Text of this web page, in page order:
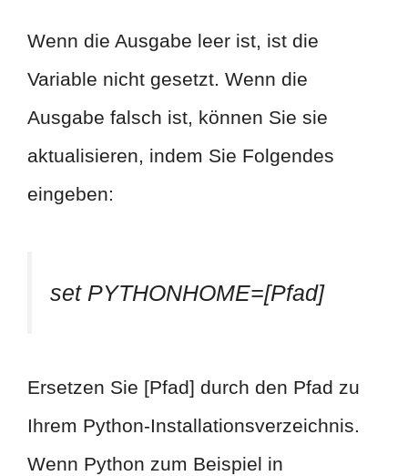
Wenn die Ausgabe leer ist, ist die
Variable nicht gesetzt. Wenn die
Ausgabe falsch ist, können Sie sie
aktualisieren, indem Sie Folgendes
eingeben:
set PYTHONHOME=[Pfad]
Ersetzen Sie [Pfad] durch den Pfad zu
Ihrem Python-Installationsverzeichnis.
Wenn Python zum Beispiel in